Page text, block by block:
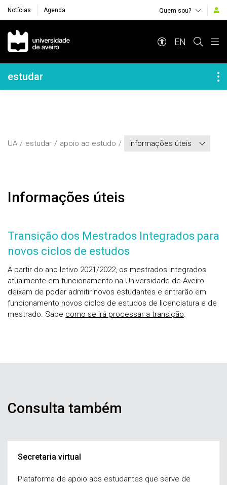
Notícias Agenda Quem sou?
Navegação Principal
EN
Navegação Lateral
estudar
UA estudar apoio ao estudo informações úteis
Informações úteis
Transição dos Mestrados Integrados para
novos ciclos de estudos
A partir do ano letivo 2021/2022, os mestrados integrados
atualmente em funcionamento na Universidade de Aveiro
deixam de poder admitir novos estudantes e entrarão em
funcionamento novos ciclos de estudos de licenciatura e de
mestrado. Sabe como se irá processar a transição.
Consulta também
Secretaria virtual
Plataforma de apoio aos estudantes que serve de